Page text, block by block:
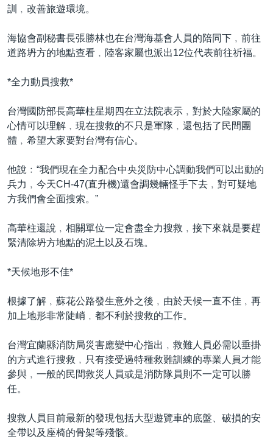
建國史話
廣播節目表
其他語言網站
訓﹐改善旅遊環境。
海協會副秘書長張勝林也在台灣海基會人員的陪同下﹐前往
道路坍方的地點查看﹐陸客家屬也派出12位代表前往祈福。
*全力動員搜救*
台灣國防部長高華柱星期四在立法院表示﹐對於大陸家屬的
心情可以理解﹐現在搜救的不只是軍隊﹐還包括了民間團
體﹐希望大家要對台灣有信心。
他說﹕“我們現在全力配合中央災防中心調動我們可以出動的
兵力﹐今天CH-47(直升機)還會調幾輛怪手下去﹐對可疑地
方我們會全面搜索。”
高華柱還說﹐相關單位一定會盡全力搜救﹐接下來就是要趕
緊清除坍方地點的泥土以及石塊。
*天候地形不佳*
根據了解﹐蘇花公路發生意外之後﹐由於天候一直不佳﹐再
加上地形非常陡峭﹐都不利於搜救的工作。
台灣宜蘭縣消防局災害應變中心指出﹐救難人員必需以垂掛
的方式進行搜救﹐只有接受過特種救難訓練的專業人員才能
參與﹐一般的民間救災人員或是消防隊員則不一定可以勝
任。
搜救人員目前最新的發現包括大型遊覽車的底盤、破損的安
全帶以及座椅的骨架等殘骸。